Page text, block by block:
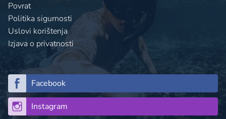
Povrat
Politika sigurnosti
Uslovi korištenja
Izjava o privatnosti
Facebook
Instagram